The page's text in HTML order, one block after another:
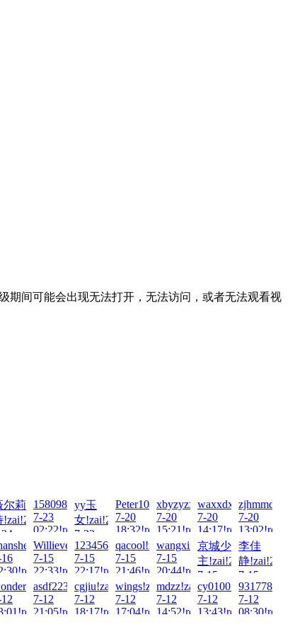
期间可能会出现无法打开，无法访问，或者无法观看视
尔莉
!zai!2026-
15809842345!zai!2026-
7-23
02:22!read!
yy玉
女!zai!2026-
7-22
21:48!read!
Peter100713!zai!2026-
7-20
18:32!read!
xbyzyzx!zai!2026-
7-20
15:21!read!
waxxdxxd!zai!2026-
7-20
14:17!read!
7-20
13:02!read!
Willievergy!zai!2026-
7-15
22:33!read!
123456789054321!zai!2026-
7-15
22:17!read!
qacool!zai!2026-
7-15
21:46!read!
wangxingping!zai!2026-
7-15
20:44!read!
京城少
主!zai!2026-
7-15
17:57!read!
李佳
静!zai!2026-
7-15
16:39!read!
asdf223344!zai!2026-
7-12
21:05!read!
cgjiu!zai!2026-
7-12
18:17!read!
wings!zai!2026-
7-12
17:04!read!
mdzz!zai!2026-
7-12
14:52!read!
7-12
13:43!read!
7-12
08:30!read!